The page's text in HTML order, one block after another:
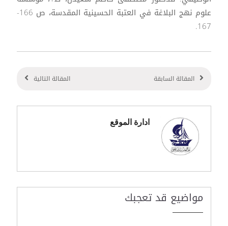
علوم نهج البلاغة في العتبة الحسينية المقدسة، ص 166-
167.
المقالة السابقة المقالة التالية
ادارة الموقع
مواضيع قد تعجبك